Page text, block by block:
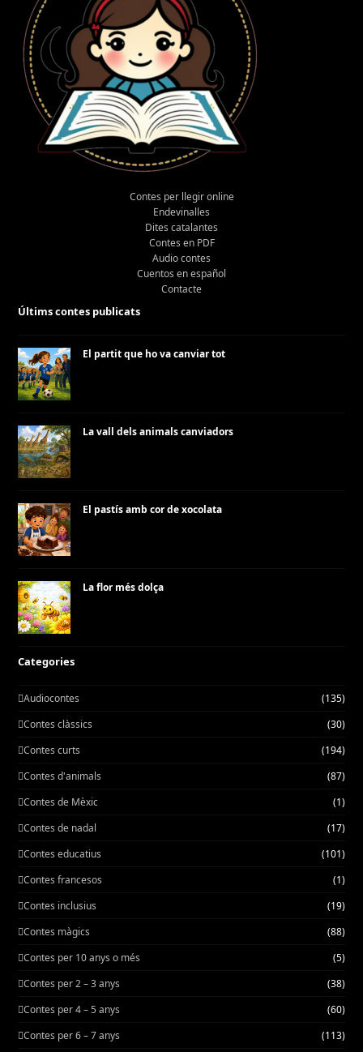
Contes per llegir online
Endevinalles
Dites catalantes
Contes en PDF
Audio contes
Cuentos en español
Contacte
Últims contes publicats
El partit que ho va canviar tot
La vall dels animals canviadors
El pastís amb cor de xocolata
La flor més dolça
Categories
Audiocontes
(135)
Contes clàssics
(30)
Contes curts
(194)
Contes d'animals
(87)
Contes de Mèxic
(1)
Contes de nadal
(17)
Contes educatius
(101)
Contes francesos
(1)
Contes inclusius
(19)
Contes màgics
(88)
Contes per 10 anys o més
(5)
Contes per 2 – 3 anys
(38)
Contes per 4 – 5 anys
(60)
Contes per 6 – 7 anys
(113)